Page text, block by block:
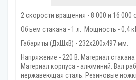
2 скорости вращения - 8 000 и 16 000
Объем стакана - 1 л. Мощность - 0,4
Габариты (ДхШхВ) - 232х200х497 мм.
Напряжение - 220 В. Материал
Материал корпуса - алюминий. Вал
нержавеющая сталь. Резиновые